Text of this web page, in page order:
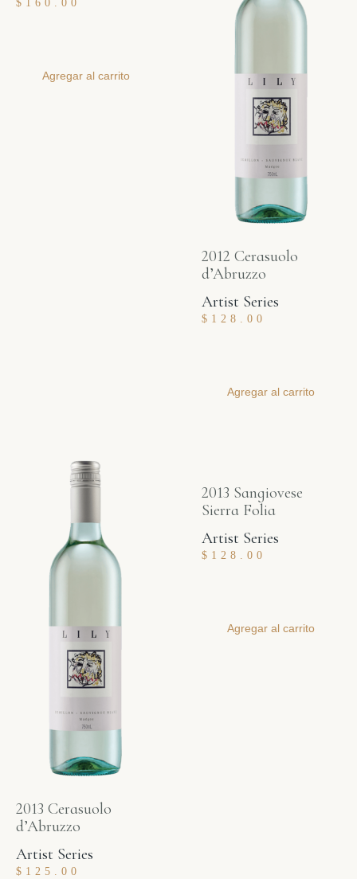
Agregar al carrito
2012 Cerasuolo
d’Abruzzo
Artist Series
$ 128.00
Agregar al carrito
2013 Cerasuolo
d’Abruzzo
Artist Series
$ 125.00
2013 Sangiovese
Sierra Folia
Artist Series
$ 128.00
Agregar al carrito